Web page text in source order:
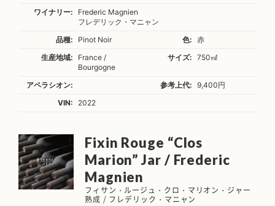
ワイナリー:
Frederic Magnien
フレデリック・マニャン
品種:
Pinot Noir 色:
赤
生産地域:
France /
Bourgogne
サイズ: 750㎖
アペラシオン: 参考上代:
9,400円
VIN:
2022
Fixin Rouge “Clos
Marion” Jar / Frederic
Magnien
フィサン・ルージュ・クロ・マリオン・ジャー
熟成 / フレデリック・マニャン